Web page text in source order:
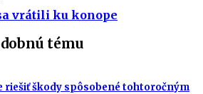
vrátili ku konope
tému
riešiť škody spôsobené tohtoročným